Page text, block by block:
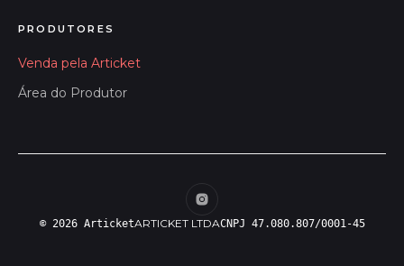
PRODUTORES
Venda pela Articket
Área do Produtor
© 2026 ArticketARTICKET LTDACNPJ 47.080.807/0001-45